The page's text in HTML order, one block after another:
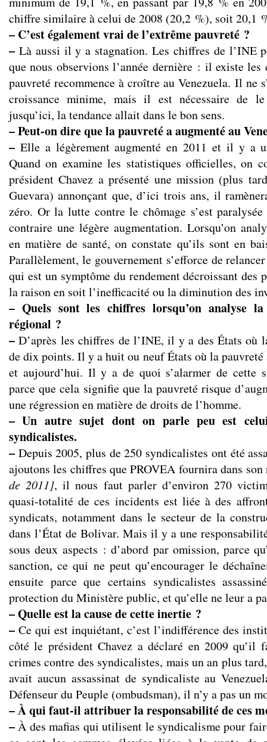
chiffre similaire à celui de 2008 (20,2 %), soit 20,1
– C’est également vrai de l’extrême pauvreté ?
– Là aussi il y a stagnation. Les chiffres de l’INE
que nous observions l’année dernière : il existe
pauvreté recommence à croître au Venezuela. Il ne
croissance minime, mais il est nécessaire de
jusqu’ici, la tendance allait dans le bon sens.
– Peut-on dire que la pauvreté a augmenté au
– Elle a légèrement augmenté en 2011 et il y a
Quand on examine les statistiques officielles, on
président Chavez a présenté une mission (plus
Guevara) annonçant que, d’ici trois ans, il
zéro. Or la lutte contre le chômage s’est
contraire une légère augmentation. Lorsqu’on
en matière de santé, on constate qu’ils sont en
Parallèlement, le gouvernement s’efforce de
qui est un symptôme du rendement décroissant des
la raison en soit l’inefficacité ou la diminution des
– Quels sont les chiffres lorsqu’on analyse
régional ?
–D’après les chiffres de l’INE, il y a des États où
de dix points. Il y a huit ou neuf États où la pauvreté
et aujourd’hui. Il y a de quoi s’alarmer de cette
parce que cela signifie que la pauvreté risque
une régression en matière de droits de l’homme.
– Un autre sujet dont on parle peu est celui
syndicalistes.
– Depuis 2005, plus de 250 syndicalistes ont été
ajoutons les chiffres que PROVEA fournira dans
de 2011], il nous faut parler d’environ 270
quasi-totalité de ces incidents est liée à des
syndicats, notamment dans le secteur de la
dans l’État de Bolivar. Mais il y a une
sous deux aspects : d’abord par omission, parce
sanction, ce qui ne peut qu’encourager le
ensuite parce que certains syndicalistes
protection du Ministère public, et qu’elle ne leur a
– Quelle est la cause de cette inertie ?
– Ce qui est inquiétant, c’est l’indifférence des
côté le président Chavez a déclaré en 2009 qu’il
crimes contre des syndicalistes, mais un an plus
avait aucun assassinat de syndicaliste au
Défenseur du Peuple (ombudsman), il n’y a pas un
– À qui faut-il attribuer la responsabilité de ces
–À des mafias qui utilisent le syndicalisme pour